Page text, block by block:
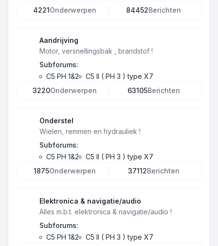
4221Onderwerpen 84452Berichten
Aandrijving
Motor, versnellingsbak , brandstof !
Subforums:
C5 PH 1&2
C5 II ( PH 3 ) type X7
3220Onderwerpen 63105Berichten
Onderstel
Wielen, remmen en hydrauliek !
Subforums:
C5 PH 1&2
C5 II ( PH 3 ) type X7
1875Onderwerpen 37112Berichten
Elektronica & navigatie/audio
Alles m.b.t. elektronica & navigatie/audio !
Subforums:
C5 PH 1&2
C5 II ( PH 3 ) type X7